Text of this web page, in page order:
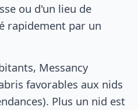
ou d'un lieu de
rapidement par un
Messancy
favorables aux nids
Plus un nid est